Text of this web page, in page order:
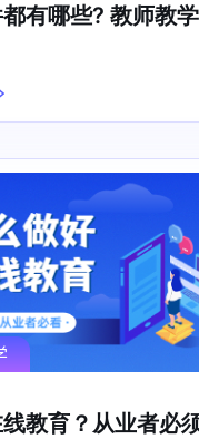
有哪些? 教师教学
教育？从业者必